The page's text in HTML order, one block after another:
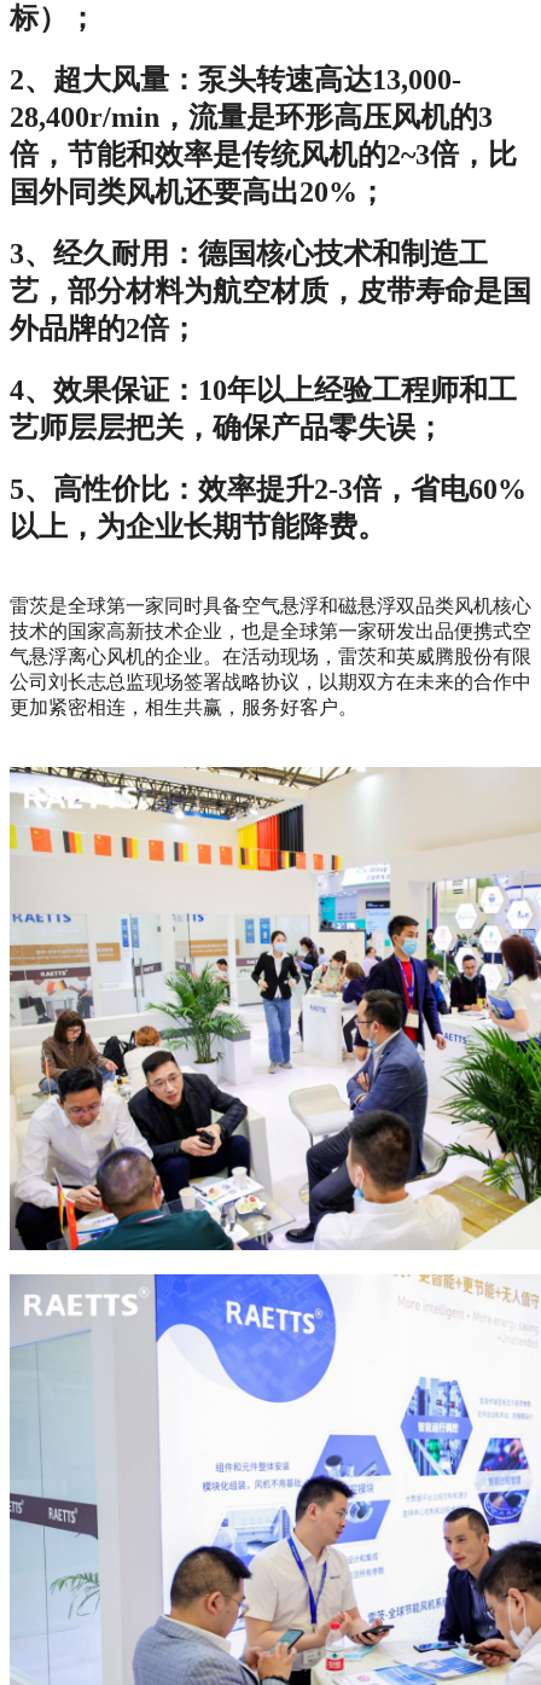
标）；
2、超大风量：泵头转速高达13,000-
28,400r/min，流量是环形高压风机的3
倍，节能和效率是传统风机的2~3倍，比
国外同类风机还要高出20%；
3、经久耐用：德国核心技术和制造工
艺，部分材料为航空材质，皮带寿命是国
外品牌的2倍；
4、效果保证：10年以上经验工程师和工
艺师层层把关，确保产品零失误；
5、高性价比：效率提升2-3倍，省电60%
以上，为企业长期节能降费。
雷茨是全球第一家同时具备空气悬浮和磁悬浮双品类风机核心
技术的国家高新技术企业，也是全球第一家研发出品便携式空
气悬浮离心风机的企业。在活动现场，雷茨和英威腾股份有限
公司刘长志总监现场签署战略协议，以期双方在未来的合作中
更加紧密相连，相生共赢，服务好客户。